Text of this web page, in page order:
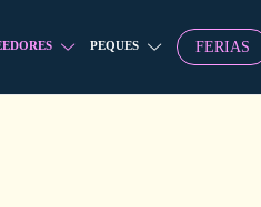
PEQUES FERIAS